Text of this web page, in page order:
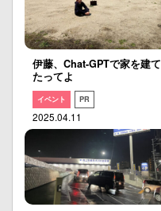
伊藤、Chat-GPTで家を建て
たってよ
イベント PR
2025.04.11